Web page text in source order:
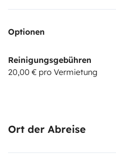
Optionen
Reinigungsgebühren
20,00 € pro Vermietung
Ort der Abreise